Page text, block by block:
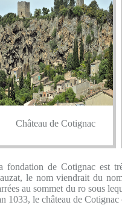
Château de Cotignac
fondation de Cotignac est
le nom viendrait du
au sommet du ro sous
1033, le château de